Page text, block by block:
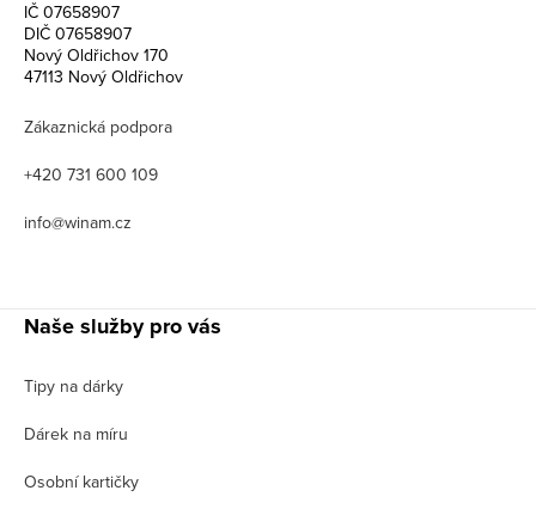
IČ 07658907
DIČ 07658907
Nový Oldřichov 170
47113 Nový Oldřichov
Zákaznická podpora
+420 731 600 109
info@winam.cz
Naše služby pro vás
Tipy na dárky
Dárek na míru
Osobní kartičky